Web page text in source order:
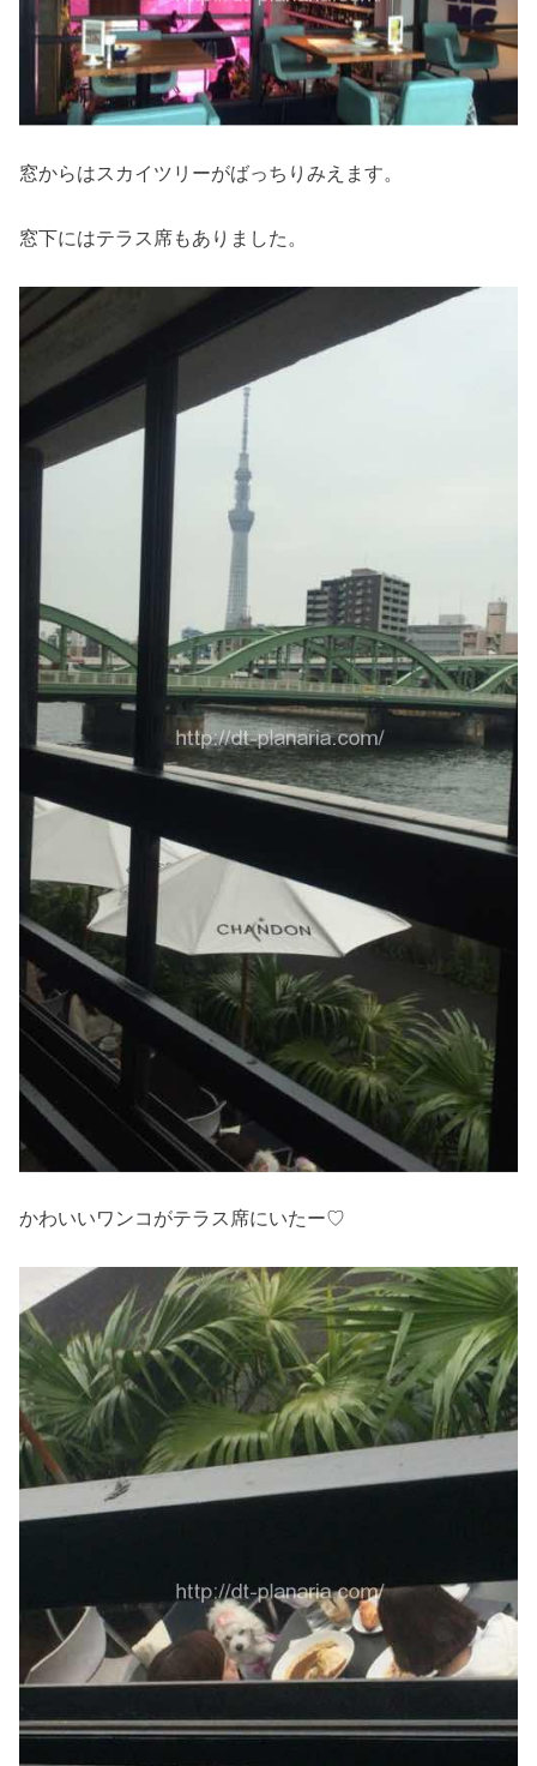
窓からはスカイツリーがばっちりみえます。
窓下にはテラス席もありました。
かわいいワンコがテラス席にいたー♡